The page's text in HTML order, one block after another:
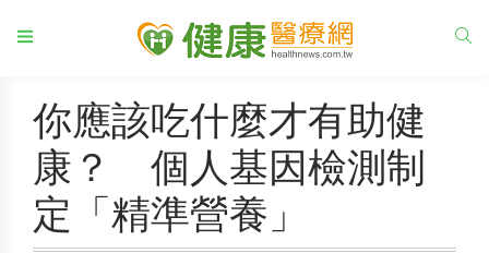
你應該吃什麼才有助健
康？ 個人基因檢測制
定「精準營養」